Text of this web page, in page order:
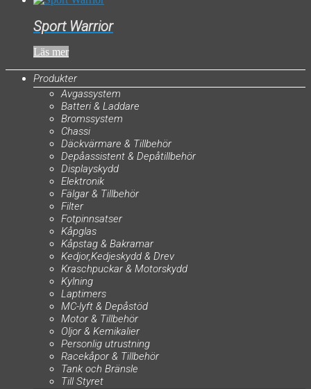
Sport Warrior
Läs mer
Produkter
Avgassystem
Batteri & Laddare
Bromssystem
Chassi
Däckvärmare & Tillbehör
Depåassistent & Depåtillbehör
Displayskydd
Elektronik
Fälgar & Tillbehör
Filter
Fotpinnsatser
Kåpglas
Kåpstag & Bakramar
Kedjor,Kedjeskydd & Drev
Kraschpuckar & Motorskydd
Kylning
Laptimers
MC-lyft & Depåstöd
Motor & Tillbehör
Oljor & Kemikalier
Personlig utrustning
Racekåpor & Tillbehör
Tank och Bränsle
Till Styret